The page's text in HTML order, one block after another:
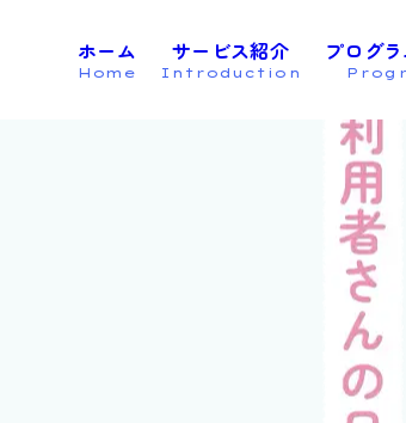
ホーム
Home
サービス紹介
Introduction
プログ